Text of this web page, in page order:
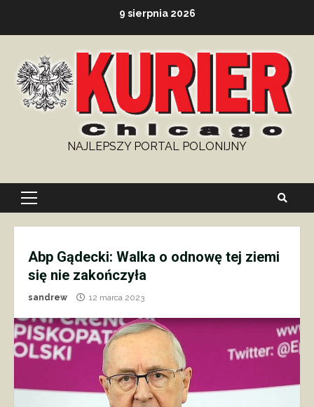
9 sierpnia 2026
NAJLEPSZY PORTAL POLONIJNY
Primary
Abp Gądecki: Walka o odnowę tej ziemi
się nie zakończyła
sandrew 12 marca 2023